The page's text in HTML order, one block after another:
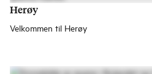
Herøy
Velkommen til Herøy